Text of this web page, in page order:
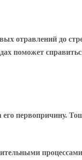
отравлений до
поможет
его первопричину.